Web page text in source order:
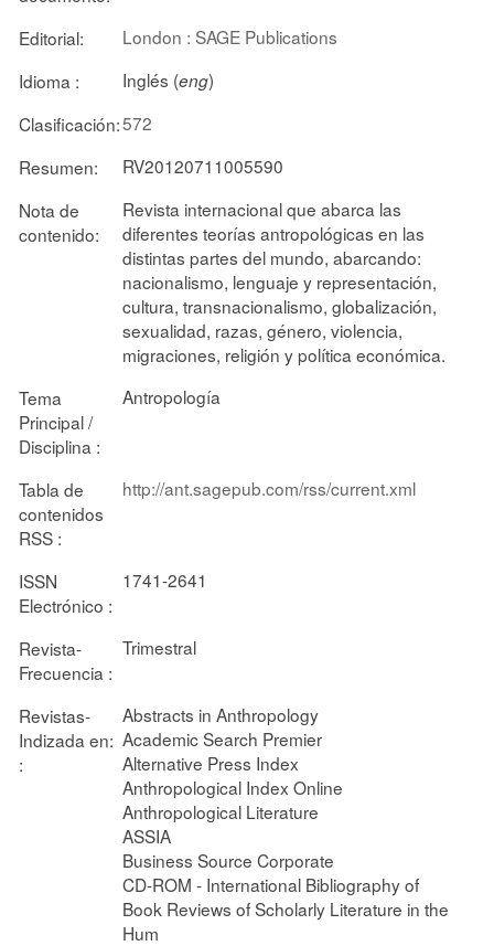
Editorial:
London : SAGE Publications
Idioma :
Inglés (eng)
Clasificación:572
Resumen:
RV20120711005590
Nota de
contenido:
Revista internacional que abarca las
diferentes teorías antropológicas en las
distintas partes del mundo, abarcando:
nacionalismo, lenguaje y representación,
cultura, transnacionalismo, globalización,
sexualidad, razas, género, violencia,
migraciones, religión y política económica.
Tema
Principal /
Disciplina :
Antropología
Tabla de
contenidos
RSS :
http://ant.sagepub.com/rss/current.xml
ISSN
Electrónico :
1741-2641
Revista-
Frecuencia :
Trimestral
Revistas-
Indizada en:
:
Abstracts in Anthropology
Academic Search Premier
Alternative Press Index
Anthropological Index Online
Anthropological Literature
ASSIA
Business Source Corporate
CD-ROM - International Bibliography of
Book Reviews of Scholarly Literature in the
Hum